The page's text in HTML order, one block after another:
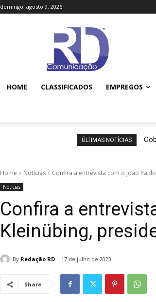
domingo, agosto 9, 2026
HOME CLASSIFICADOS EMPREGOS
ÚLTIMAS NOTÍCIAS
Home Notícias Confira a entrevista com o João
Notícias
Confira a
Kleinübing,
By Redação RD 17 de julho de 2023
Share